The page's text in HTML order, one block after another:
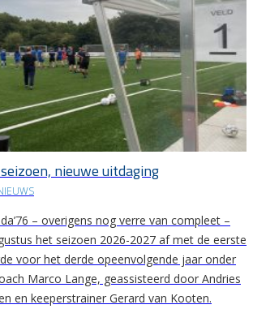
nieuwe uitdaging
– overigens nog verre van compleet –
het seizoen 2026-2027 af met de eerste
voor het derde opeenvolgende jaar onder
Marco Lange, geassisteerd door Andries
en keeperstrainer Gerard van Kooten.